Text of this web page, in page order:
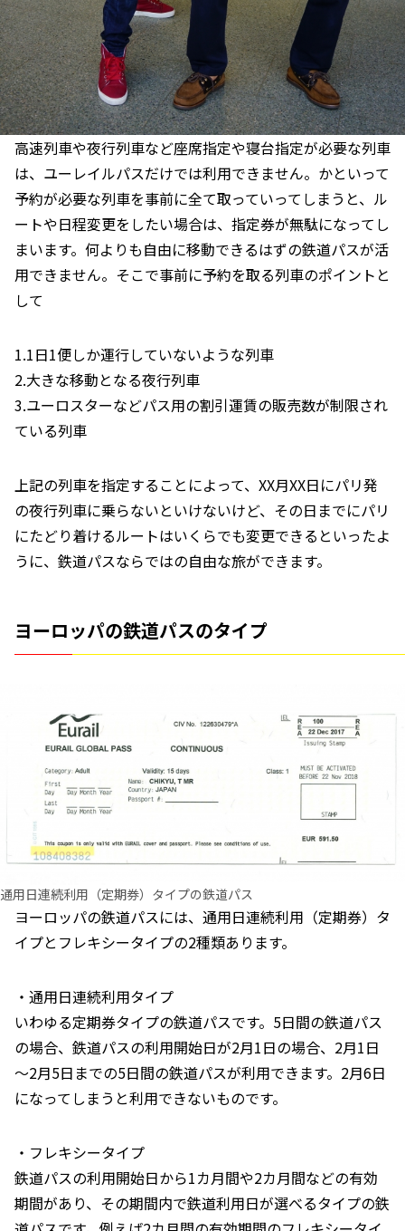
高速列車や夜行列車など座席指定や寝台指定が必要な列車
は、ユーレイルパスだけでは利用できません。かといって
予約が必要な列車を事前に全て取っていってしまうと、ル
ートや日程変更をしたい場合は、指定券が無駄になってし
まいます。何よりも自由に移動できるはずの鉄道パスが活
用できません。そこで事前に予約を取る列車のポイントと
して
1.1日1便しか運行していないような列車
2.大きな移動となる夜行列車
3.ユーロスターなどパス用の割引運賃の販売数が制限され
ている列車
上記の列車を指定することによって、XX月XX日にパリ発
の夜行列車に乗らないといけないけど、その日までにパリ
にたどり着けるルートはいくらでも変更できるといったよ
うに、鉄道パスならではの自由な旅ができます。
ヨーロッパの鉄道パスのタイプ
通用日連続利用（定期券）タイプの鉄道パス
ヨーロッパの鉄道パスには、通用日連続利用（定期券）タ
イプとフレキシータイプの2種類あります。
・通用日連続利用タイプ
いわゆる定期券タイプの鉄道パスです。5日間の鉄道パス
の場合、鉄道パスの利用開始日が2月1日の場合、2月1日
～2月5日までの5日間の鉄道パスが利用できます。2月6日
になってしまうと利用できないものです。
・フレキシータイプ
鉄道パスの利用開始日から1カ月間や2カ月間などの有効
期間があり、その期間内で鉄道利用日が選べるタイプの鉄